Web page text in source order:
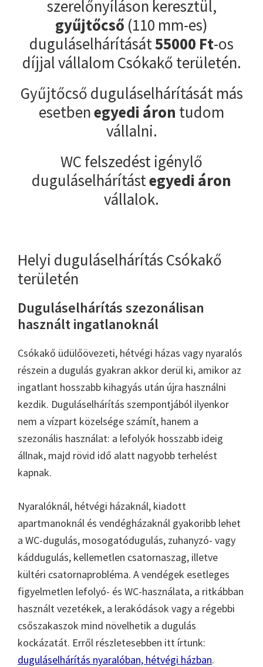
szerelőnyíláson keresztül,
gyűjtőcső (110 mm-es)
duguláselhárítását55000 Ft-os
díjjal vállalom Csókakő területén.
Gyűjtőcső duguláselhárítását más
esetbenegyedi áron tudom
vállalni.
WC felszedést igénylő
duguláselhárítástegyedi áron
vállalok.
Helyi duguláselhárítás Csókakő
területén
Duguláselhárítás szezonálisan
használt ingatlanoknál
Csókakő üdülőövezeti, hétvégi házas vagy nyaralós
részein a dugulás gyakran akkor derül ki, amikor az
ingatlant hosszabb kihagyás után újra használni
kezdik. Duguláselhárítás szempontjából ilyenkor
nem a vízpart közelsége számít, hanem a
szezonális használat: a lefolyók hosszabb ideig
állnak, majd rövid idő alatt nagyobb terhelést
kapnak.
Nyaralóknál, hétvégi házaknál, kiadott
apartmanoknál és vendégházaknál gyakoribb lehet
a WC-dugulás, mosogatódugulás, zuhanyzó- vagy
káddugulás, kellemetlen csatornaszag, illetve
kültéri csatornaprobléma. A vendégek esetleges
figyelmetlen lefolyó- és WC-használata, a ritkábban
használt vezetékek, a lerakódások vagy a régebbi
csőszakaszok mind növelhetik a dugulás
kockázatát. Erről részletesebben itt írtunk:
duguláselhárítás nyaralóban, hétvégi házban.